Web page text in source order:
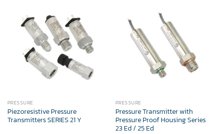
PRESSURE
Piezoresistive Pressure
Transmitters SERIES 21 Y
PRESSURE
Pressure Transmitter with
Pressure Proof Housing Series
23 Ed / 25 Ed